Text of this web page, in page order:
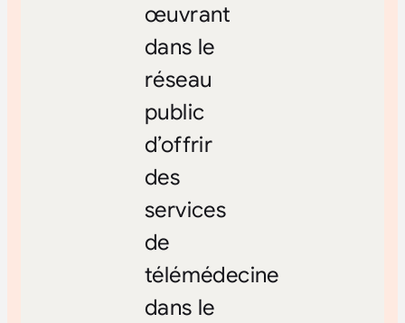
œuvrant
dans le
réseau
public
d’offrir
des
services
de
télémédecine
dans le